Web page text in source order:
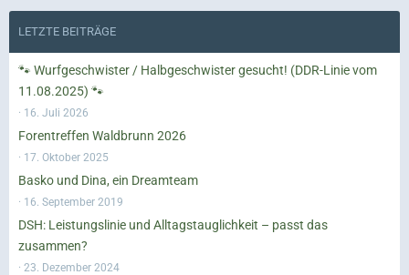
LETZTE BEITRÄGE
🐾 Wurfgeschwister / Halbgeschwister gesucht! (DDR-Linie vom
11.08.2025) 🐾
16. Juli 2026
Forentreffen Waldbrunn 2026
17. Oktober 2025
Basko und Dina, ein Dreamteam
16. September 2019
DSH: Leistungslinie und Alltagstauglichkeit – passt das
zusammen?
23. Dezember 2024